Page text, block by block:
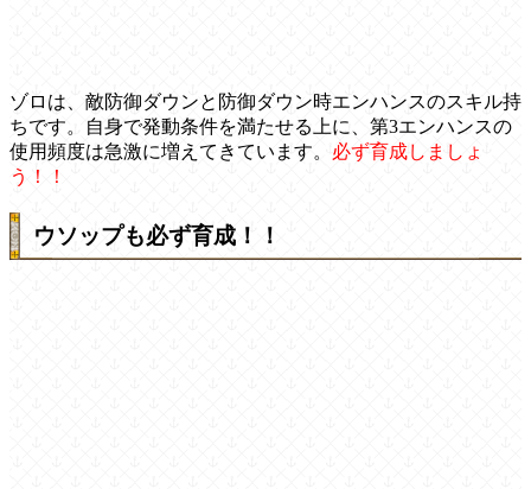
ゾロは、敵防御ダウンと防御ダウン時エンハンスのスキル持
ちです。自身で発動条件を満たせる上に、第3エンハンスの
使用頻度は急激に増えてきています。 必ず育成しましょ
う！！
ウソップも必ず育成！！